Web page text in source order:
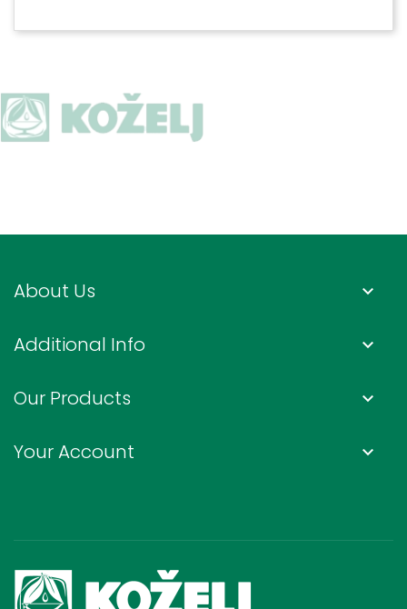
About Us keyboard_arrow_down
Additional Info keyboard_arrow_down
Our Products keyboard_arrow_down
Your Account keyboard_arrow_down